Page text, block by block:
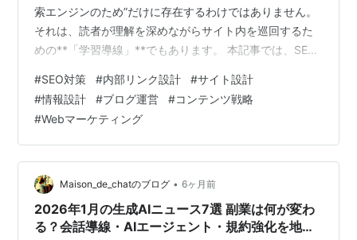
索エンジンのため”だけに存在するわけではありません。
それは、読者が理解を深めながらサイト内を巡回するた
めの**「学習導線」**でもあります。 本記事では、SEO
イト全体を整理するための考え方を紹介します。中心と
なるのは、ハブ＆クラスター構造。テーマの総合ガイド
（ハブ）と、個別記事（クラスター）を有機的に結ぶこ
とで、検索クローラも読者も迷わず回遊できるサイトに
整えていきます。 Vol.2【前編】では、次の3日間
（Day8〜Day10）を通じて、…
#SEO対策 #内部リンク設計 #サイト設計
#情報設計 #ブログ運営 #コンテンツ戦略
#Webマーケティング
Maison_de_chatのブログ • 6ヶ月前
2026年1月の生成AIニュース7選 副業は何が変わ
る？会話導線・AIエージェント・規約強化を地図